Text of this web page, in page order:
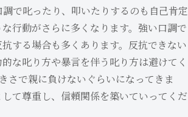
で叱ったり、叩いたりするのも自己肯定
行動がさらに多くなります。強い口調で
する場合も多くあります。反抗できない
な叱り方や暴言を伴う叱り方は避けてく
さで親に負けないぐらいになってきま
て尊重し、信頼関係を築いていってくだ